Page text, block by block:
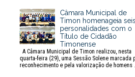
Câmara Municipal de
Timon homenageia seis
personalidades com o
Título de Cidadão
Timonense
A Câmara Municipal de Timon realizou, nesta
quarta-feira (29), uma Sessão Solene marcada
reconhecimento e pela valorização de homens ...